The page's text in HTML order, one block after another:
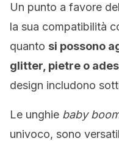
Un punto a favore
la sua compatibilità
quanto si possono
glitter, pietre o
design includono
Le unghie baby
univoco, sono